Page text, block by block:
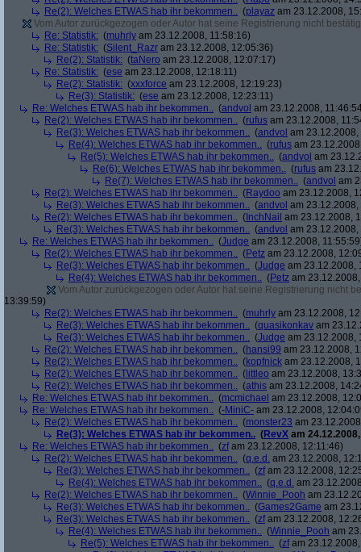
Re(2): Welches ETWAS hab ihr bekommen.. (playaz am 23.12.2008,
Vom Autor zurückgezogen oder Autor hat seine Registrierung nicht
Re: Statistik: (muhrly am 23.12.2008, 11:58:16)
Re: Statistik: (Silent_Razr am 23.12.2008, 12:05:36)
Re(2): Statistik: (taNero am 23.12.2008, 12:07:17)
Re: Statistik: (ese am 23.12.2008, 12:18:11)
Re(2): Statistik: (xxxforce am 23.12.2008, 12:19:23)
Re(3): Statistik: (ese am 23.12.2008, 12:23:11)
Re: Welches ETWAS hab ihr bekommen.. (andvol am 23.12.2008,
Re(2): Welches ETWAS hab ihr bekommen.. (rufus am 23.12.2008,
Re(3): Welches ETWAS hab ihr bekommen.. (andvol am
Re(4): Welches ETWAS hab ihr bekommen.. (rufus am
Re(5): Welches ETWAS hab ihr bekommen.. (andvol am
Re(6): Welches ETWAS hab ihr bekommen.. (rufus am
Re(7): Welches ETWAS hab ihr bekommen.. (andvol am
Re(2): Welches ETWAS hab ihr bekommen.. (Raydoo am 23.12.2008,
Re(3): Welches ETWAS hab ihr bekommen.. (andvol am
Re(2): Welches ETWAS hab ihr bekommen.. ( InchNail am 23.12.2008,
Re(3): Welches ETWAS hab ihr bekommen.. (andvol am
Re: Welches ETWAS hab ihr bekommen.. (Judge am 23.12.2008,
Re(2): Welches ETWAS hab ihr bekommen.. (Petz am 23.12.2008,
Re(3): Welches ETWAS hab ihr bekommen.. (Judge am 23.12.2008,
Re(4): Welches ETWAS hab ihr bekommen.. (Petz am
Vom Autor zurückgezogen oder Autor hat seine Registrierung nicht
13:39:59)
Re(2): Welches ETWAS hab ihr bekommen.. (muhrly am 23.12.2008,
Re(3): Welches ETWAS hab ihr bekommen.. (quasikonkav am
Re(3): Welches ETWAS hab ihr bekommen.. (Judge am 23.12.2008,
Re(2): Welches ETWAS hab ihr bekommen.. (hansi99 am 23.12.2008,
Re(2): Welches ETWAS hab ihr bekommen.. (kopfnick am 23.12.2008,
Re(2): Welches ETWAS hab ihr bekommen.. ( littleo am 23.12.2008,
Re(2): Welches ETWAS hab ihr bekommen.. (athis am 23.12.2008,
Re: Welches ETWAS hab ihr bekommen.. (mcmichael am 23.12.2008,
Re: Welches ETWAS hab ihr bekommen.. (-MiniC- am 23.12.2008,
Re(2): Welches ETWAS hab ihr bekommen.. (monster23 am
Re(3): Welches ETWAS hab ihr bekommen.. (RevX am
Re: Welches ETWAS hab ihr bekommen.. (zfam 23.12.2008, 12:11:46)
Re(2): Welches ETWAS hab ihr bekommen.. (q.e.d. am 23.12.2008,
Re(3): Welches ETWAS hab ihr bekommen.. (zfam 23.12.2008,
Re(4): Welches ETWAS hab ihr bekommen.. (q.e.d. am
Re(2): Welches ETWAS hab ihr bekommen.. (Winnie_Pooh am
Re(3): Welches ETWAS hab ihr bekommen.. (Games2Game am
Re(3): Welches ETWAS hab ihr bekommen.. (zfam 23.12.2008,
Re(4): Welches ETWAS hab ihr bekommen.. (Winnie_Pooh am
Re(5): Welches ETWAS hab ihr bekommen.. (zfam